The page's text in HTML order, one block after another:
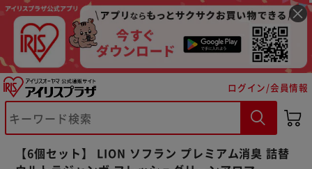
ログイン/会員情報
【6個セット】 LION ソフラン プレミアム消臭 詰替